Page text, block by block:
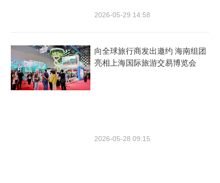
2026-05-29 14:58
向全球旅行商发出邀约 海南组团
亮相上海国际旅游交易博览会
2026-05-28 09:15